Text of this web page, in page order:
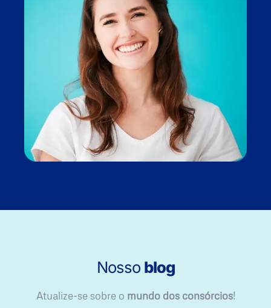
Nosso blog
Atualize-se sobre o mundo dos consórcios!